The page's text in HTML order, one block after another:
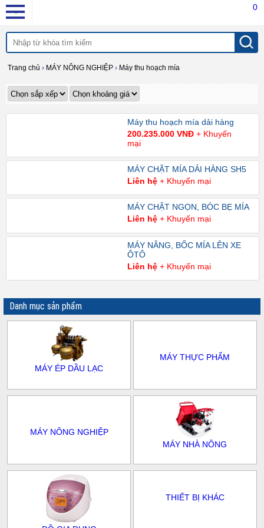
0
Trang chủ › MÁY NÔNG NGHIỆP › Máy thu hoạch mía
Máy thu hoạch mía dải hàng
200.235.000 VNĐ+ Khuyến
mại
MÁY CHẶT MÍA DẢI HÀNG SH5
Liên hệ+ Khuyến mại
MÁY CHẶT NGỌN, BÓC BẸ MÍA
Liên hệ+ Khuyến mại
MÁY NÂNG, BỐC MÍA LÊN XE
ÔTÔ
Liên hệ+ Khuyến mại
Danh mục sản phẩm
MÁY ÉP DẦU LẠC
MÁY THỰC PHẨM
MÁY NÔNG NGHIỆP
MÁY NHÀ NÔNG
THIẾT BỊ KHÁC